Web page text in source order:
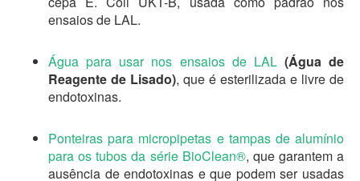
ensaios de LAL.
Água para usar nos ensaios de LAL (Água de
Reagente de Lisado), que é esterilizada e livre de
endotoxinas.
Ponteiras para micropipetas e tampas de alumínio
para os tubos da série BioClean®, que garantem a
ausência de endotoxinas e que podem ser usadas